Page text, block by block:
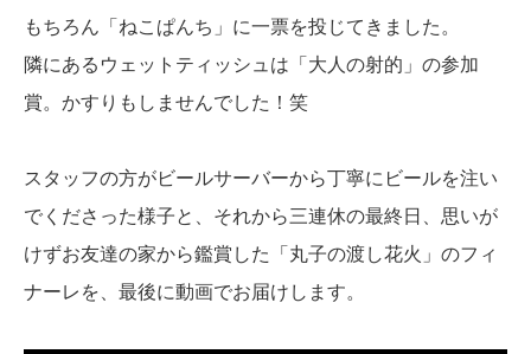
もちろん「ねこぱんち」に一票を投じてきました。
隣にあるウェットティッシュは「大人の射的」の参加
賞。かすりもしませんでした！笑
スタッフの方がビールサーバーから丁寧にビールを注い
でくださった様子と、それから三連休の最終日、思いが
けずお友達の家から鑑賞した「丸子の渡し花火」のフィ
ナーレを、最後に動画でお届けします。